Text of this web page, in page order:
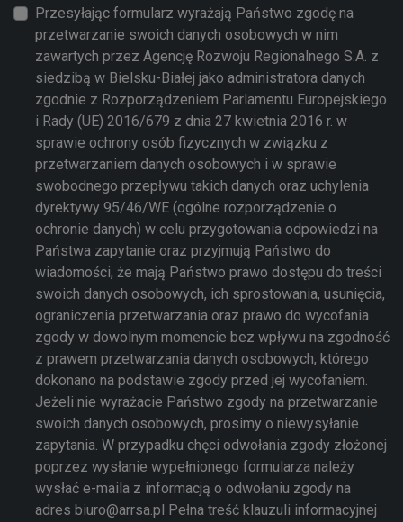
Przesyłając formularz wyrażają Państwo zgodę na
przetwarzanie swoich danych osobowych w nim
zawartych przez Agencję Rozwoju Regionalnego S.A. z
siedzibą w Bielsku-Białej jako administratora danych
zgodnie z Rozporządzeniem Parlamentu Europejskiego
i Rady (UE) 2016/679 z dnia 27 kwietnia 2016 r. w
sprawie ochrony osób fizycznych w związku z
przetwarzaniem danych osobowych i w sprawie
swobodnego przepływu takich danych oraz uchylenia
dyrektywy 95/46/WE (ogólne rozporządzenie o
ochronie danych) w celu przygotowania odpowiedzi na
Państwa zapytanie oraz przyjmują Państwo do
wiadomości, że mają Państwo prawo dostępu do treści
swoich danych osobowych, ich sprostowania, usunięcia,
ograniczenia przetwarzania oraz prawo do wycofania
zgody w dowolnym momencie bez wpływu na zgodność
z prawem przetwarzania danych osobowych, którego
dokonano na podstawie zgody przed jej wycofaniem.
Jeżeli nie wyrażacie Państwo zgody na przetwarzanie
swoich danych osobowych, prosimy o niewysyłanie
zapytania. W przypadku chęci odwołania zgody złożonej
poprzez wysłanie wypełnionego formularza należy
wysłać e-maila z informacją o odwołaniu zgody na
adres biuro@arrsa.pl Pełna treść klauzuli informacyjnej